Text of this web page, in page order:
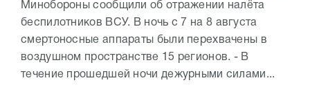
Минобороны сообщили об отражении налёта
беспилотников ВСУ. В ночь с 7 на 8 августа
смертоносные аппараты были перехвачены в
воздушном пространстве 15 регионов. - В
течение прошедшей ночи дежурными силами...